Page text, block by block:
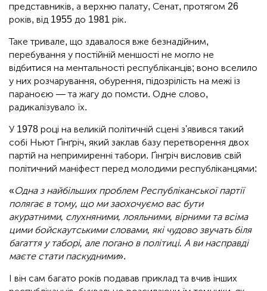
представників, а верхню палату, Сенат, протягом 26
років, від 1955 до 1981 рік.
Таке тривале, що здавалося вже безнадійним,
перебування у постійній меншості не могло не
відбитися на ментальності республіканців; воно вселило
у них розчарування, обурення, підозрілість на межі із
параноєю — та жагу до помсти. Одне слово,
радикалізувало їх.
У 1978 році на великій політичній сцені з'явився такий
собі Ньют Ґінґріч, який заклав базу перетворення двох
партій на непримиренні табори. Ґінґріч висловив свій
політичний маніфест перед молодими республіканцями:
«Одна з найбільших проблем Республіканської партії
полягає в тому, що ми заохочуємо вас бути
акуратними, слухняними, лояльними, вірними та всіма
цими бойскаутськими словами, які чудово звучать біля
багаття у таборі, але погано в політиці. А ви насправді
маєте стати паскудними».
І він сам багато років подавав приклад та вчив інших